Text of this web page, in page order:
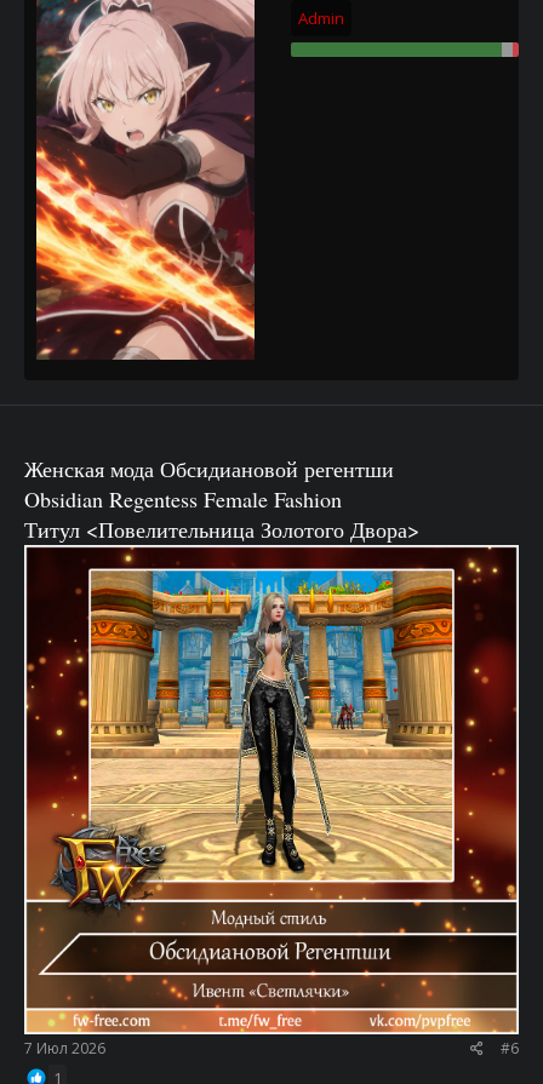
Admin
Женская мода Обсидиановой регентши
Obsidian Regentess Female Fashion
Титул <Повелительница Золотого Двора>
7 Июл 2026 #6
1